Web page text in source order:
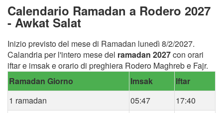
Calendario Ramadan a Rodero 2027
- Awkat Salat
Inizio previsto del mese di Ramadan lunedì 8/2/2027.
Calandria per l'intero mese del ramadan 2027con orari
iftar e imsak e orario di preghiera Rodero Maghreb e Fajr.
Ramadan Giorno
Imsak
Iftar
1 ramadan
05:47
17:40